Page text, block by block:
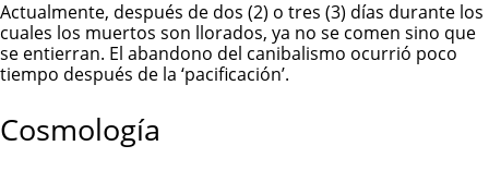
Actualmente, después de dos (2) o tres (3) días durante los
cuales los muertos son llorados, ya no se comen sino que
se entierran. El abandono del canibalismo ocurrió poco
tiempo después de la ‘pacificación’.
Cosmología